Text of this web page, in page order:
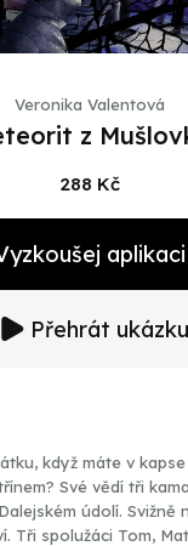
Veronika Valentová
z
288 Kč
aplikaci
Přehrát ukázku
když máte v
Své vědí tři
údolí. Svižně
Tři spolužáci Tom,